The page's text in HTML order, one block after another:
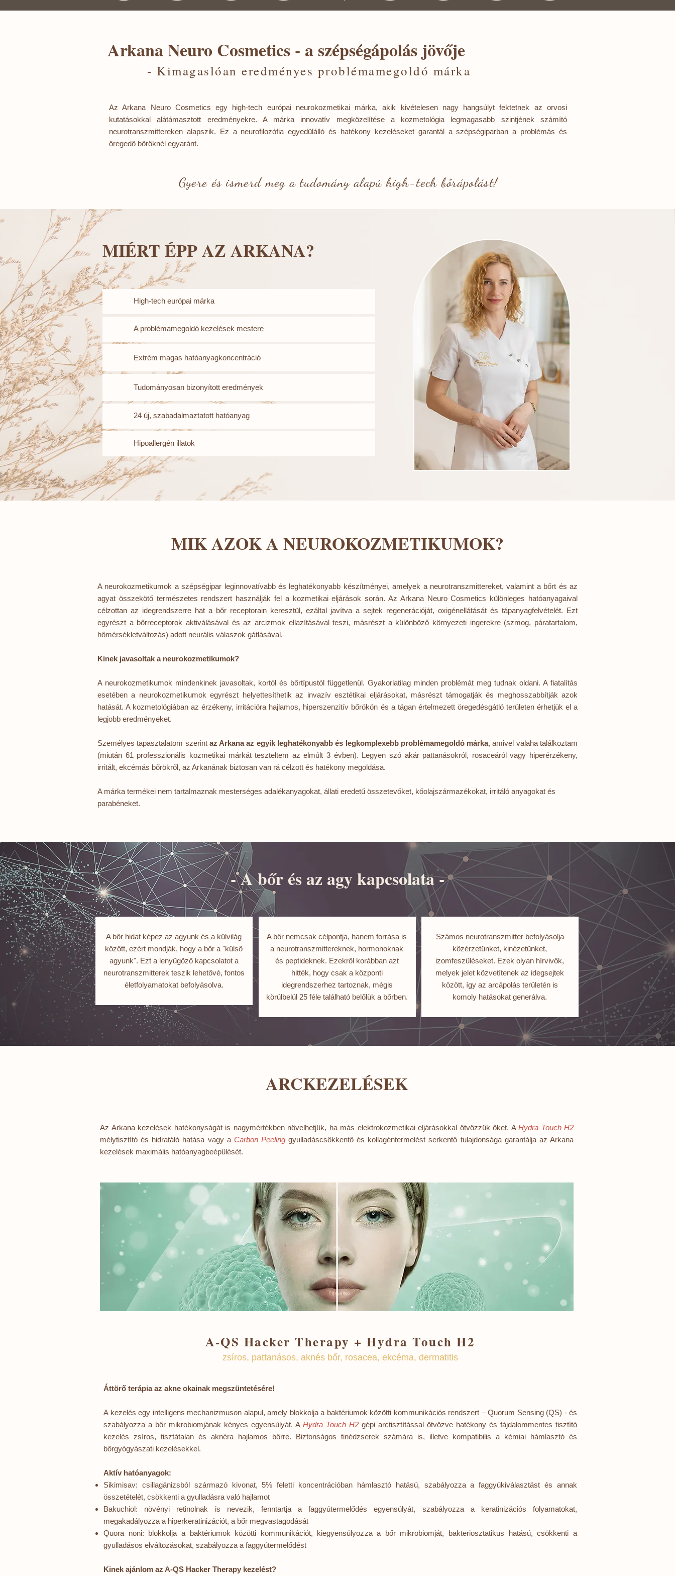
Arkana Neuro Cosmetics - a szépségápolás jövője
- Kimagaslóan eredményes problémamegoldó márka
Az Arkana Neuro Cosmetics egy high-tech európai neurokozmetikai márka, akik kivételesen nagy hangsúlyt fektetnek az orvosi
kutatásokkal alátámasztott eredményekre. A márka innovatív megközelítése a kozmetológia legmagasabb szintjének számító
neurotranszmittereken alapszik. Ez a neurofilozófia egyedülálló és hatékony kezeléseket garantál a szépségiparban a problémás és
öregedő bőröknél egyaránt.
Gyere és ismerd meg a tudomány alapú high-tech bőrápolást!
MIÉRT ÉPP AZ ARKANA?
High-tech európai márka
A problémamegoldó kezelések mestere
Extrém magas hatóanyagkoncentráció
Tudományosan bizonyított eredmények
24 új, szabadalmaztatott hatóanyag
Hipoallergén illatok
MIK AZOK A NEUROKOZMETIKUMOK?
A neurokozmetikumok a szépségipar leginnovatívabb és leghatékonyabb készítményei, amelyek a neurotranszmittereket, valamint a bőrt és az
agyat összekötő természetes rendszert használják fel a kozmetikai eljárások során. Az Arkana Neuro Cosmetics különleges hatóanyagaival
célzottan az idegrendszerre hat a bőr receptorain keresztül, ezáltal javítva a sejtek regenerációját, oxigénellátását és tápanyagfelvételét. Ezt
egyrészt a bőrreceptorok aktiválásával és az arcizmok ellazításával teszi, másrészt a különböző környezeti ingerekre (szmog, páratartalom,
hőmérsékletváltozás) adott neurális válaszok gátlásával.
Kinek javasoltak a neurokozmetikumok?
A neurokozmetikumok mindenkinek javasoltak, kortól és bőrtípustól függetlenül. Gyakorlatilag minden problémát meg tudnak oldani. A fiatalítás
esetében a neurokozmetikumok egyrészt helyettesíthetik az invazív esztétikai eljárásokat, másrészt támogatják és meghosszabbítják azok
hatását. A kozmetológiában az érzékeny, irritációra hajlamos, hiperszenzitív bőrökön és a tágan értelmezett öregedésgátló területen érhetjük el a
legjobb eredményeket.
Személyes tapasztalatom szerint az Arkana az egyik leghatékonyabb és legkomplexebb problémamegoldó márka, amivel valaha találkoztam
(miután 61 professzionális kozmetikai márkát teszteltem az elmúlt 3 évben). Legyen szó akár pattanásokról, rosaceáról vagy hiperérzékeny,
irritált, ekcémás bőrökről, az Arkanának biztosan van rá célzott és hatékony megoldása.
A márka termékei nem tartalmaznak mesterséges adalékanyagokat, állati eredetű összetevőket, kőolajszármazékokat, irritáló anyagokat és
parabéneket.
- A bőr és az agy kapcsolata -
A bőr hidat képez az agyunk és a külvilág
között, ezért mondják, hogy a bőr a "külső
agyunk". Ezt a lenyűgöző kapcsolatot a
neurotranszmitterek teszik lehetővé, fontos
életfolyamatokat befolyásolva.
A bőr nemcsak célpontja, hanem forrása is
a neurotranszmittereknek, hormonoknak
és peptideknek. Ezekről korábban azt
hitték, hogy csak a központi
idegrendszerhez tartoznak, mégis
körülbelül 25 féle található belőlük a bőrben.
Számos neurotranszmitter befolyásolja
közérzetünket, kinézetünket,
izomfeszüléseket. Ezek olyan hírvivők,
melyek jelet közvetítenek az idegsejtek
között, így az arcápolás területén is
komoly hatásokat generálva.
ARCKEZELÉSEK
Az Arkana kezelések hatékonyságát is nagymértékben növelhetjük, ha más elektrokozmetikai eljárásokkal ötvözzük őket. A Hydra Touch H2
mélytisztító és hidratáló hatása vagy a Carbon Peelinggyulladáscsökkentő és kollagéntermelést serkentő tulajdonsága garantálja az Arkana
kezelések maximális hatóanyagbeépülését.
A-QS Hacker Therapy + Hydra Touch H2
zsíros, pattanásos, aknés bőr, rosacea, ekcéma, dermatitis
Áttörő terápia az akne okainak megszüntetésére!
A kezelés egy intelligens mechanizmuson alapul, amely blokkolja a baktériumok közötti kommunikációs rendszert – Quorum Sensing (QS) - és
szabályozza a bőr mikrobiomjának kényes egyensúlyát. A Hydra Touch H2 gépi arctisztítással ötvözve hatékony és fájdalommentes tisztító
kezelés zsíros, tisztátalan és aknéra hajlamos bőrre. Biztonságos tinédzserek számára is, illetve kompatibilis a kémiai hámlasztó és
bőrgyógyászati kezelésekkel.
​Aktív hatóanyagok:
Sikimisav: csillagánizsból származó kivonat, 5% feletti koncentrációban hámlasztó hatású, szabályozza a faggyúkiválasztást és annak
összetételét, csökkenti a gyulladásra való hajlamot
Bakuchiol: növényi retinolnak is nevezik, fenntartja a faggyútermelődés egyensúlyát, szabályozza a keratinizációs folyamatokat,
megakadályozza a hiperkeratinizációt, a bőr megvastagodását
Quora noni: blokkolja a baktériumok közötti kommunikációt, kiegyensúlyozza a bőr mikrobiomját, bakteriosztatikus hatású, csökkenti a
gyulladásos elváltozásokat, szabályozza a faggyútermelődést
Kinek ajánlom az A-QS Hacker Therapy kezelést?